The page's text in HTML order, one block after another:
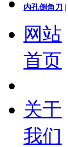
内孔倒角刀 |
网站
首页
关于
我们